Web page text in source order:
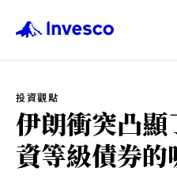
我們的基金
投資觀點
投資觀點
伊朗衝突凸
資等級債券的